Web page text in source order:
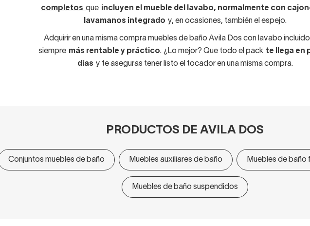
completos que
incluyen el mueble del lavabo, normalmente con
lavamanos integrado y, en ocasiones, también el espejo.
Adquirir en una misma compra muebles de baño Avila Dos con lavabo
siempre más rentable y práctico. ¿Lo mejor? Que todo el pack te llega en
días y te aseguras tener listo el tocador en una misma compra.
PRODUCTOS DE AVILA DOS
Conjuntos muebles de baño Muebles auxiliares de baño Muebles de
Muebles de baño suspendidos